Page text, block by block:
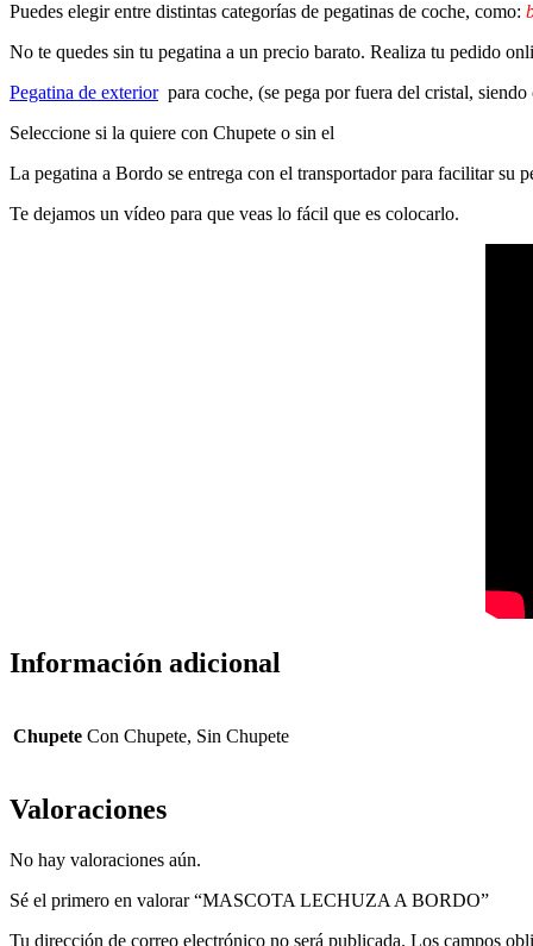
Puedes elegir entre distintas categorías de pegatinas de coche, como:
No te quedes sin tu pegatina a un precio barato. Realiza tu pedido
Pegatina de exteriorpara coche, (se pega por fuera del cristal,
Seleccione si la quiere con Chupete o sin el
La pegatina a Bordo se entrega con el transportador para facilitar su
Te dejamos un vídeo para que veas lo fácil que es colocarlo.
Información adicional
Chupete Con Chupete, Sin Chupete
Valoraciones
No hay valoraciones aún.
Sé el primero en valorar “MASCOTA LECHUZA A BORDO”
Tu dirección de correo electrónico no será publicada. Los campos